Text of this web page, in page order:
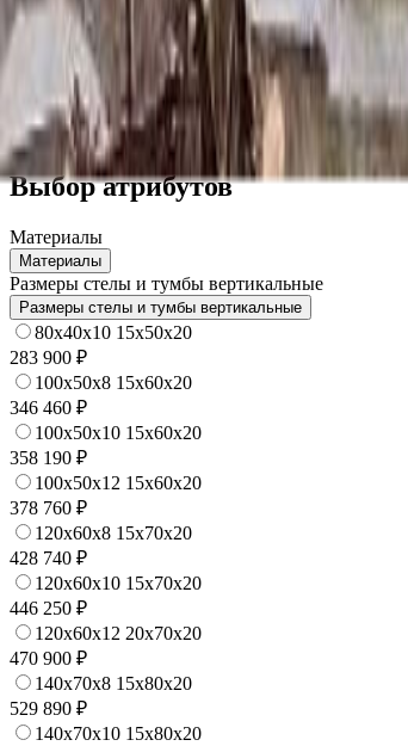
283 900
Быстрый заказ
Памятник ММ/D-6000
283 900₽
Выбор атрибутов
Материалы
Материалы
Размеры стелы и тумбы вертикальные
Размеры стелы и тумбы вертикальные
80x40x10 15x50x20
283 900 ₽
100x50x8 15x60x20
346 460 ₽
100x50x10 15x60x20
358 190 ₽
100x50x12 15x60x20
378 760 ₽
120x60x8 15x70x20
428 740 ₽
120x60x10 15x70x20
446 250 ₽
120x60x12 20x70x20
470 900 ₽
140x70x8 15x80x20
529 890 ₽
140x70x10 15x80x20